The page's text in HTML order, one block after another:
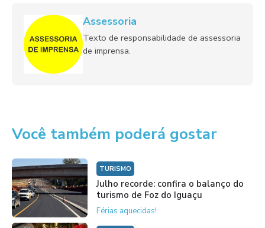
Assessoria
Texto de responsabilidade de assessoria
de imprensa.
Você também poderá gostar
TURISMO
Julho recorde: confira o balanço do
turismo de Foz do Iguaçu
Férias aquecidas!